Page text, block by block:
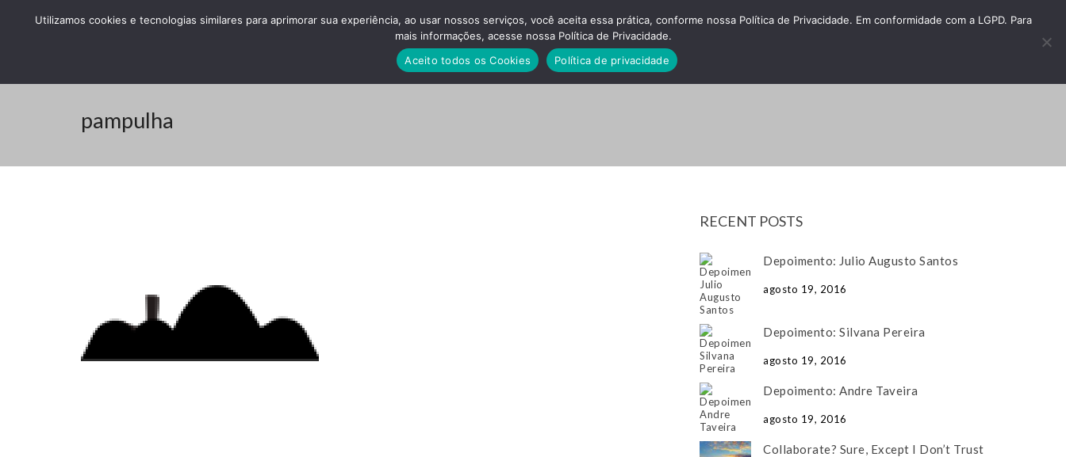
pampulha
RECENT POSTS
Depoimento: Julio Augusto Santos
agosto 19, 2016
Depoimento: Silvana Pereira
agosto 19, 2016
Depoimento: Andre Taveira
agosto 19, 2016
Collaborate? Sure, Except I Don’t Trust
Utilizamos cookies e tecnologias similares para aprimorar sua experiência, ao usar nossos serviços, você aceita essa prática, conforme nossa Política de Privacidade. Em conformidade com a LGPD. Para
mais informações, acesse nossa Política de Privacidade.
Aceito todos os Cookies
Política de privacidade